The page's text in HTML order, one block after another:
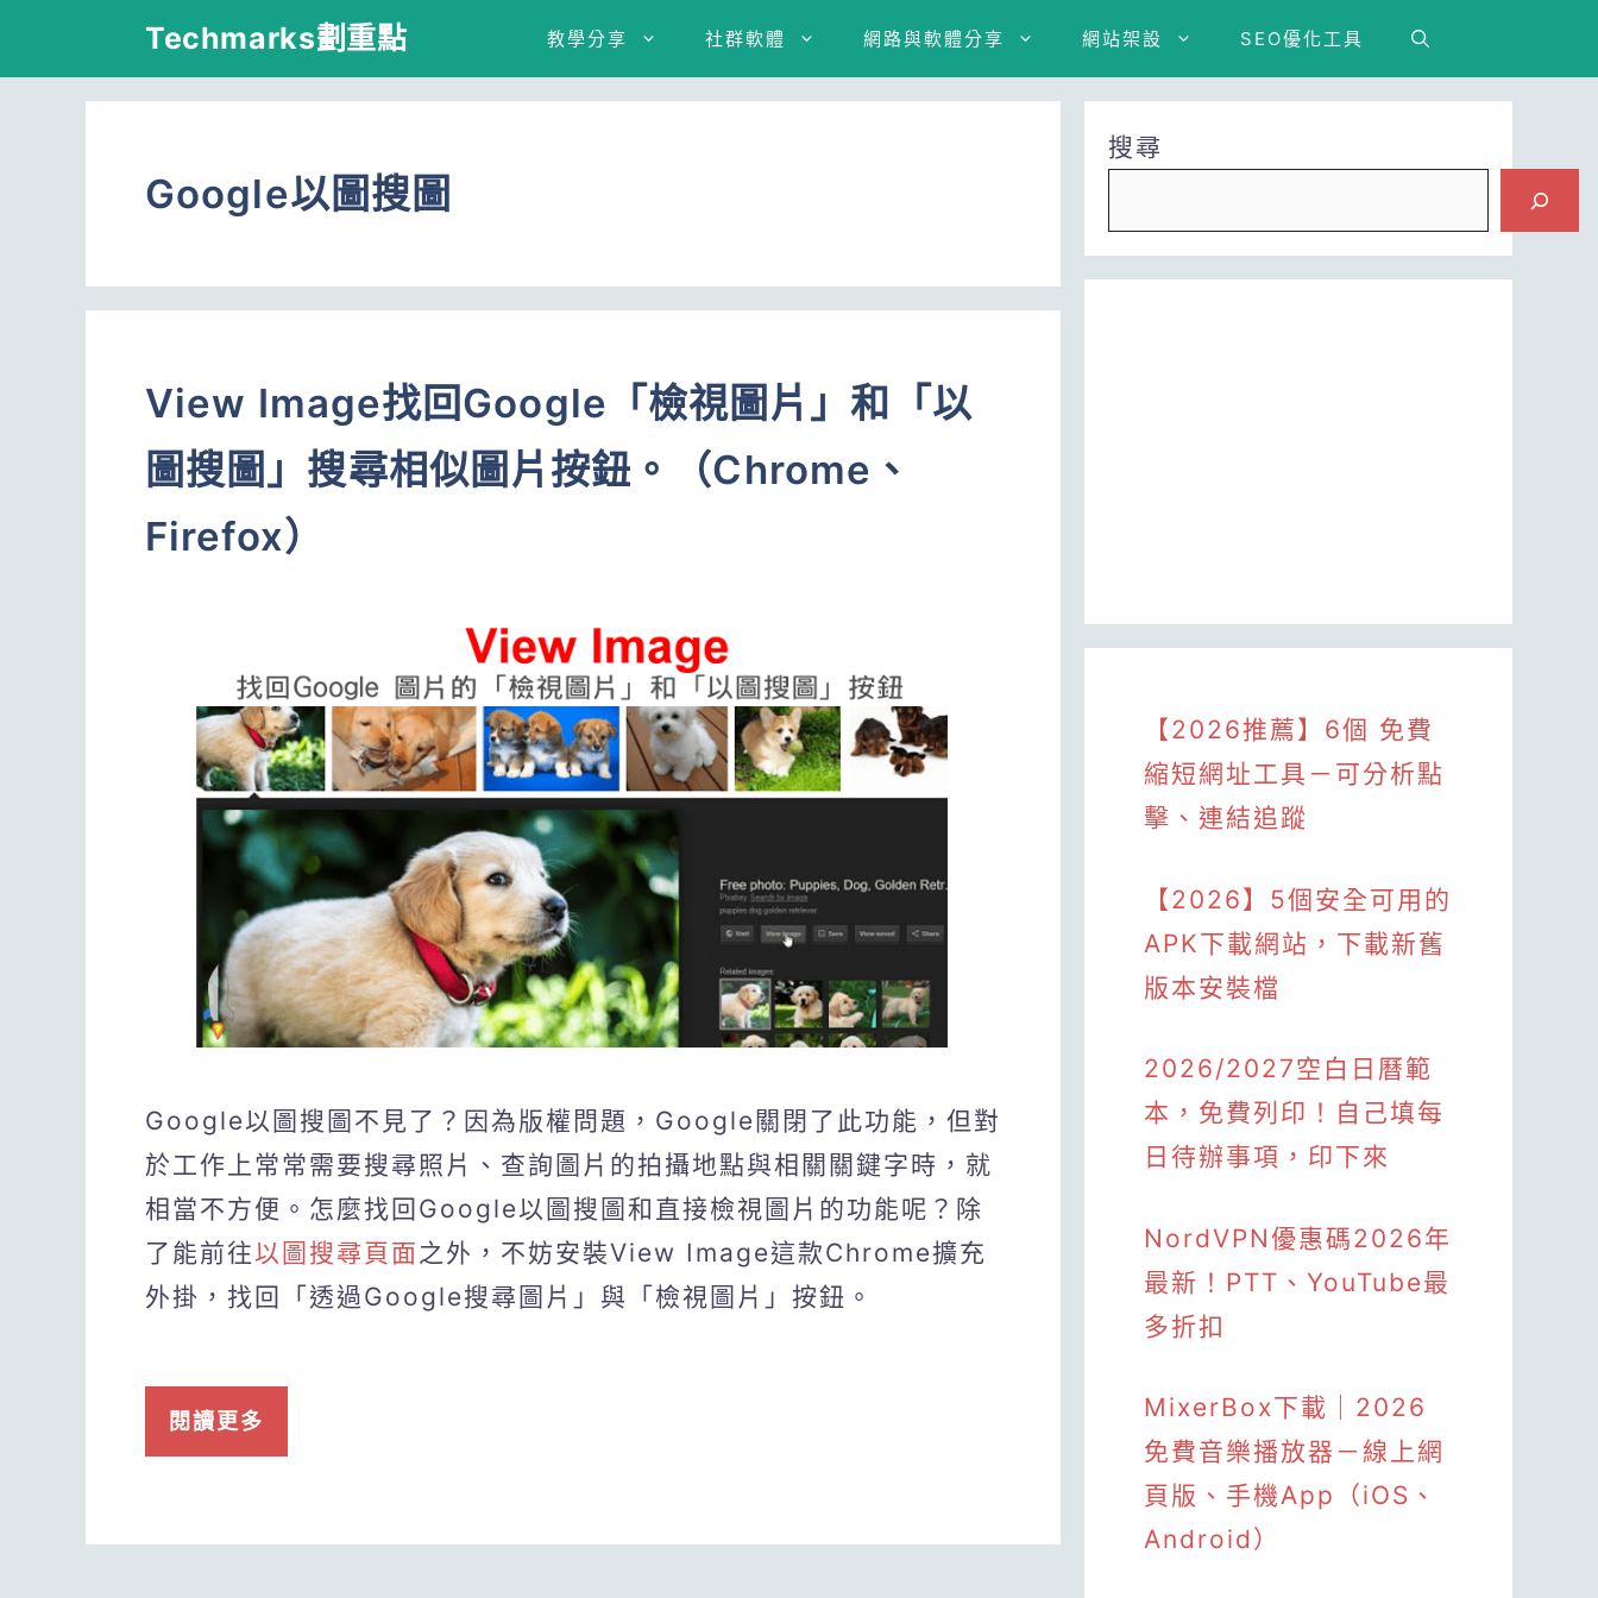
Techmarks劃重點 教學分享 社群軟體 網路與軟體分享 網站架設 SEO優化工具
Google以圖搜圖
View Image找回Google「檢視圖片」和「以
圖搜圖」搜尋相似圖片按鈕。（Chrome、
Firefox）
Google以圖搜圖不見了？因為版權問題，Google關閉了此功能，但對
於工作上常常需要搜尋照片、查詢圖片的拍攝地點與相關關鍵字時，就
相當不方便。怎麼找回Google以圖搜圖和直接檢視圖片的功能呢？除
了能前往以圖搜尋頁面 之外，不妨安裝View Image這款Chrome擴充
外掛，找回「透過Google搜尋圖片」與「檢視圖片」按鈕。
閱讀更多
搜尋
【2026推薦】6個 免費
縮短網址工具－可分析點
擊、連結追蹤
【2026】5個安全可用的
APK下載網站，下載新舊
版本安裝檔
2026/2027空白日曆範
本，免費列印！自己填每
日待辦事項，印下來
NordVPN優惠碼2026年
最新！PTT、YouTube最
多折扣
MixerBox下載｜2026
免費音樂播放器－線上網
頁版、手機App（iOS、
Android）